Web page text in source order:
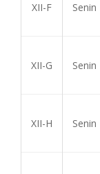
XII-F Senin
XII-G Senin
XII-H Senin